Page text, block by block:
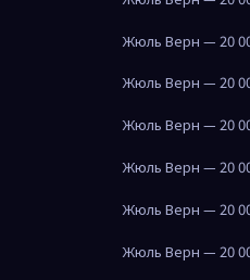
Жюль Верн — 20
Жюль Верн — 20
Жюль Верн — 20
Жюль Верн — 20
Жюль Верн — 20
Жюль Верн — 20